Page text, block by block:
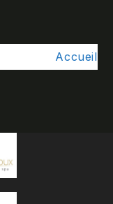
Accueil